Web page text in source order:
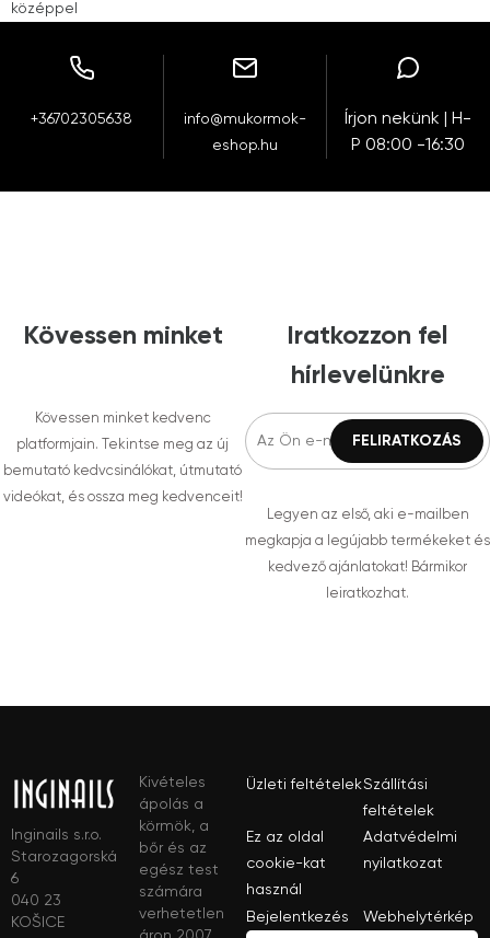
középpel
+36702305638
info@mukormok-
eshop.hu
Írjon nekünk | H-
P 08:00 -16:30
Kövessen minket
Kövessen minket kedvenc
platformjain. Tekintse meg az új
bemutató kedvcsinálókat, útmutató
videókat, és ossza meg kedvenceit!
Iratkozzon fel
hírlevelünkre
Legyen az első, aki e-mailben
megkapja a legújabb termékeket és
kedvező ajánlatokat! Bármikor
leiratkozhat.
Inginails s.r.o.
Starozagorská
6
040 23
KOŠICE
Kivételes
ápolás a
körmök, a
bőr és az
egész test
számára
verhetetlen
Üzleti feltételekSzállítási
feltételek
Ez az oldal
cookie-kat
használ
Adatvédelmi
nyilatkozat
Bejelentkezés Webhelytérkép